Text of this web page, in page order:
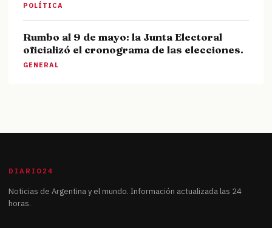
POLÍTICA
Rumbo al 9 de mayo: la Junta Electoral
oficializó el cronograma de las elecciones.
GENERAL
DIARIO24
Noticias de Argentina y el mundo. Información actualizada las 24
horas.